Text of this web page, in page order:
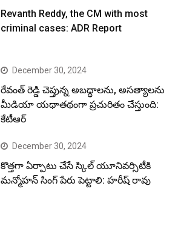
Revanth Reddy, the CM with most
criminal cases: ADR Report
December 30, 2024
రేవంత్ రెడ్డి చెప్తున్న అబద్ధాలను, అసత్యాలను
మీడియా యథాతథంగా ప్రచురితం చేస్తుంది:
కేటీఆర్
December 30, 2024
కొత్తగా ఏర్పాటు చేసే స్కిల్ యూనివర్సిటీకి
మన్మోహన్ సింగ్ పేరు పెట్టాలి: హరీష్ రావు